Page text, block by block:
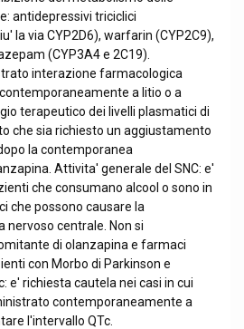
antidepressivi triciclici
la via CYP2D6), warfarin (CYP2C9),
(CYP3A4 e 2C19).
interazione farmacologica
a litio o a
terapeutico dei livelli plasmatici di
che sia richiesto un aggiustamento
la contemporanea
Attivita' generale del SNC: e'
che consumano alcool o sono in
che possono causare la
nervoso centrale. Non si
di olanzapina e farmaci
con Morbo di Parkinson e
e' richiesta cautela nei casi in cui
contemporaneamente a
l'intervallo QTc.